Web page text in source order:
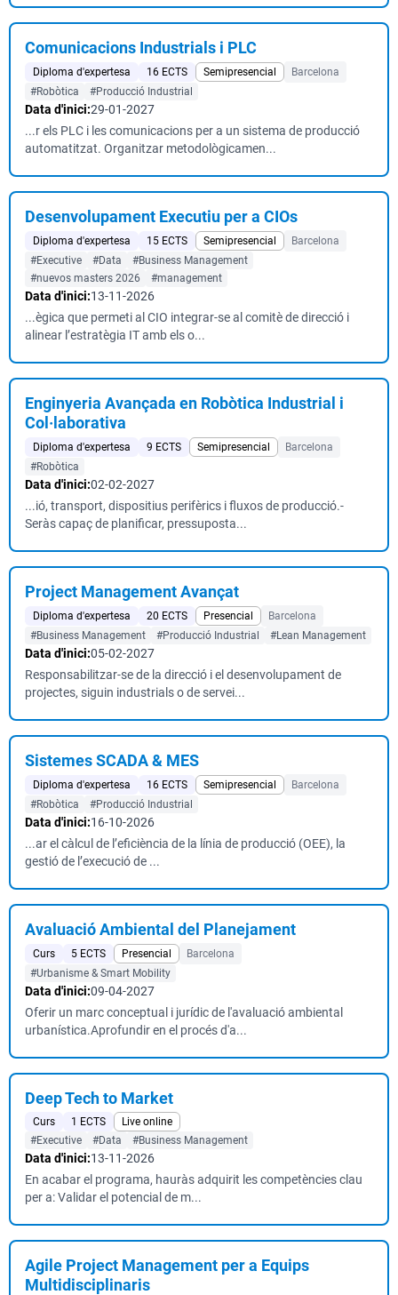
Comunicacions Industrials i PLC
Diploma d'expertesa 16 ECTS Semipresencial
Barcelona
#Robòtica
#Producció Industrial
Data d'inici:29-01-2027
...r els PLC i les comunicacions per a un sistema de producció
automatitzat. Organitzar metodològicamen...
Desenvolupament Executiu per a CIOs
Diploma d'expertesa 15 ECTS Semipresencial
Barcelona
#Executive
#Data
#Business Management
#nuevos masters 2026
#management
Data d'inici:13-11-2026
...ègica que permeti al CIO integrar-se al comitè de direcció i
alinear l’estratègia IT amb els o...
Enginyeria Avançada en Robòtica Industrial i
Col·laborativa
Diploma d'expertesa 9 ECTS Semipresencial
Barcelona
#Robòtica
Data d'inici:02-02-2027
...ió, transport, dispositius perifèrics i fluxos de producció.-
Seràs capaç de planificar, pressuposta...
Project Management Avançat
Diploma d'expertesa 20 ECTS Presencial
Barcelona
#Business Management
#Producció Industrial #Lean Management
Data d'inici:05-02-2027
Responsabilitzar-se de la direcció i el desenvolupament de
projectes, siguin industrials o de servei...
Sistemes SCADA & MES
Diploma d'expertesa 16 ECTS Semipresencial
Barcelona
#Robòtica
#Producció Industrial
Data d'inici:16-10-2026
...ar el càlcul de l’eficiència de la línia de producció (OEE), la
gestió de l’execució de ...
Avaluació Ambiental del Planejament
Curs 5 ECTS Presencial
Barcelona
#Urbanisme & Smart Mobility
Data d'inici:09-04-2027
Oferir un marc conceptual i jurídic de l'avaluació ambiental
urbanística.Aprofundir en el procés d'a...
Deep Tech to Market
Curs 1 ECTS
Live online
#Executive
#Data #Business Management
Data d'inici:13-11-2026
En acabar el programa, hauràs adquirit les competències clau
per a: Validar el potencial de m...
Agile Project Management per a Equips
Multidisciplinaris